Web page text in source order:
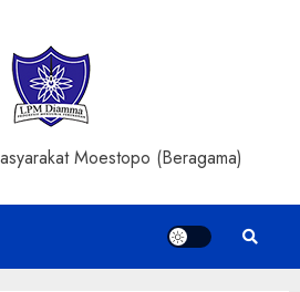
Moestopo (Beragama)